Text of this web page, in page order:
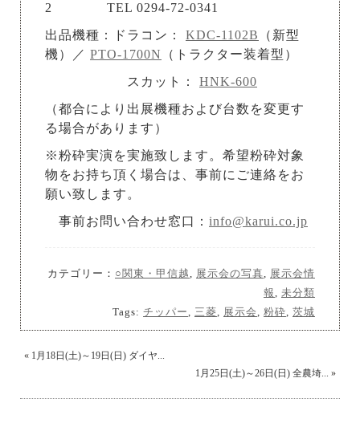
2 TEL 0294-72-0341
出品機種：ドラコン： KDC-1102B
（新型
機）／ PTO-1700N
（トラクター装着型）
スカット： HNK-600
（都合により出展機種および台数を変更す
る場合があります）
※粉砕実演を実施致します。希望粉砕対象
物をお持ち頂く場合は、事前にご連絡をお
願い致します。
事前お問い合わせ窓口： info@karui.co.jp
カテゴリー： ○関東・甲信越 展示会の写真
展示会情
報
未分類
Tags: チッパー 三菱 展示会 粉砕 茨城
« 1月18日(土)～19日(日) ダイヤ...
1月25日(土)～26日(日) 全農埼... »